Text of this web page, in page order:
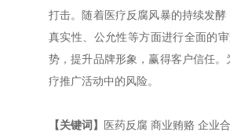
打击。随着医疗反腐风暴的持续发
真实性、公允性等方面进行全面的
势，提升品牌形象，赢得客户信任
疗推广活动中的风险。
【关键词】 医药反腐 商业贿赂 企业